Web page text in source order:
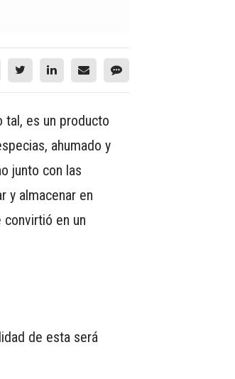
es un producto
ahumado y
junto con las
y almacenar en
en un
de esta será